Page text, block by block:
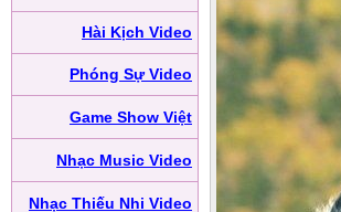
Hài Kịch Video
Phóng Sự Video
Game Show Việt
Nhạc Music Video
Nhạc Thiếu Nhi Video